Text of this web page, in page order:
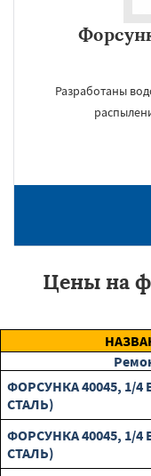
Разработаны
Цены на
ФОРСУНКА 40045, 1/
СТАЛЬ)
ФОРСУНКА 40045, 1/
СТАЛЬ)